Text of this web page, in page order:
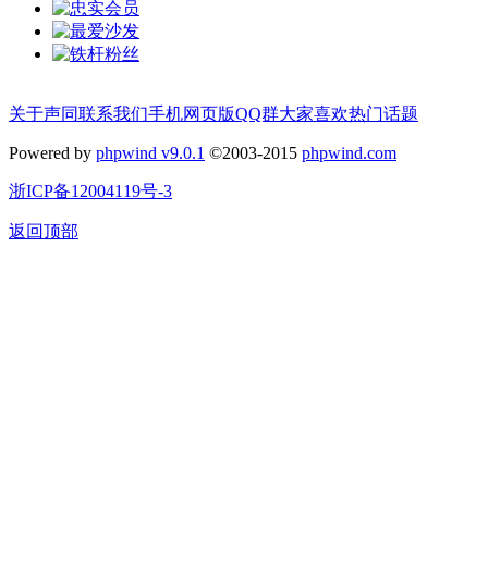
关于声同联系我们手机网页版QQ群大家喜欢热门话题
Powered by phpwind v9.0.1 ©2003-2015 phpwind.com
浙ICP备12004119号-3
返回顶部